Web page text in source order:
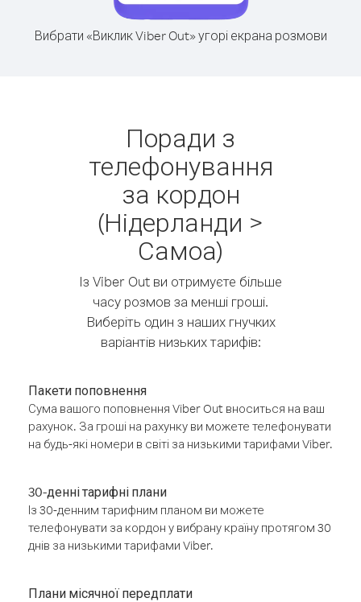
Вибрати «Виклик Viber Out» угорі екрана розмови
Поради з
телефонування
за кордон
(Нідерланди >
Самоа)
Із Viber Out ви отримуєте більше
часу розмов за менші гроші.
Виберіть один з наших гнучких
варіантів низьких тарифів:
Пакети поповнення
Сума вашого поповнення Viber Out вноситься на ваш
рахунок. За гроші на рахунку ви можете телефонувати
на будь-які номери в світі за низькими тарифами Viber.
30-денні тарифні плани
Із 30-денним тарифним планом ви можете
телефонувати за кордон у вибрану країну протягом 30
днів за низькими тарифами Viber.
Плани місячної передплати